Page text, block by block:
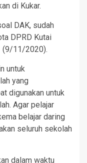
di Kukar.
DAK, sudah
DPRD Kutai
(9/11/2020).
untuk
yang
digunakan untuk
Agar pelajar
belajar daring
seluruh sekolah
dalam waktu